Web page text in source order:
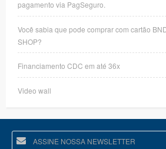
pagamento via PagSeguro.
Você sabia que pode comprar com cartão
SHOP?
Financiamento CDC em até 36x
Video wall